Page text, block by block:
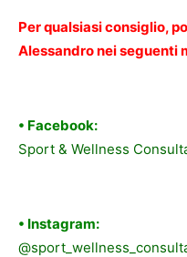
Per qualsiasi consiglio,
Alessandro nei seguenti
• Facebook:
Sport & Wellness
• Instagram: